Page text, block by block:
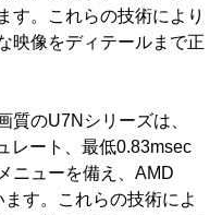
す。これらの技術により
映像をディテールまで正
質のU7Nシリーズは、
レート、最低0.83msec
ニューを備え、AMD
す。これらの技術によ